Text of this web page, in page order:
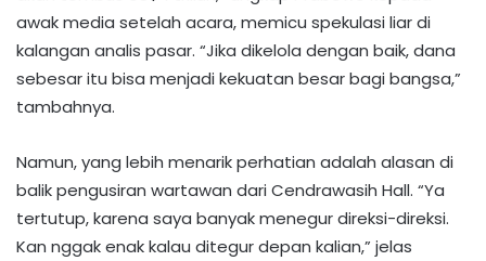
awak media setelah acara, memicu spekulasi liar di
kalangan analis pasar. “Jika dikelola dengan baik, dana
sebesar itu bisa menjadi kekuatan besar bagi bangsa,”
tambahnya.
Namun, yang lebih menarik perhatian adalah alasan di
balik pengusiran wartawan dari Cendrawasih Hall. “Ya
tertutup, karena saya banyak menegur direksi-direksi.
Kan nggak enak kalau ditegur depan kalian,” jelas